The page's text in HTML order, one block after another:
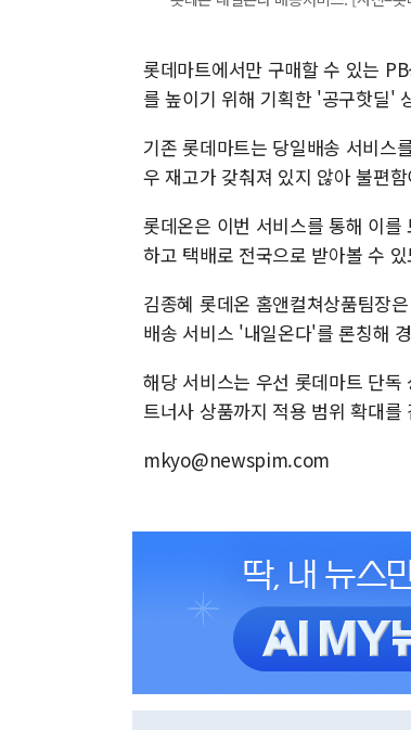
롯데마트에서만 구매할 수 있는
를 높이기 위해 기획한 '공구핫딜'
기존 롯데마트는 당일배송 서비스
우 재고가 갖춰져 있지 않아 불편
롯데온은 이번 서비스를 통해 이
하고 택배로 전국으로 받아볼 수
김종혜 롯데온 홈앤컬쳐상품팀장
배송 서비스 '내일온다'를 론칭해
해당 서비스는 우선 롯데마트 단
트너사 상품까지 적용 범위 확대를
mkyo@newspim.com